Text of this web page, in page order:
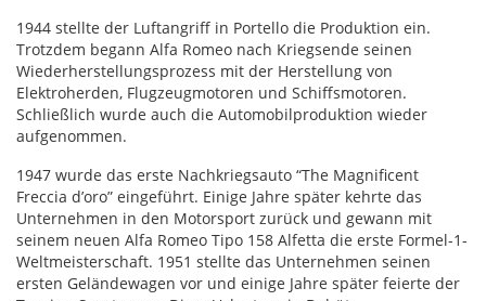
1944 stellte der Luftangriff in Portello die Produktion ein.
Trotzdem begann Alfa Romeo nach Kriegsende seinen
Wiederherstellungsprozess mit der Herstellung von
Elektroherden, Flugzeugmotoren und Schiffsmotoren.
Schließlich wurde auch die Automobilproduktion wieder
aufgenommen.
1947 wurde das erste Nachkriegsauto “The Magnificent
Freccia d’oro” eingeführt. Einige Jahre später kehrte das
Unternehmen in den Motorsport zurück und gewann mit
seinem neuen Alfa Romeo Tipo 158 Alfetta die erste Formel-1-
Weltmeisterschaft. 1951 stellte das Unternehmen seinen
ersten Geländewagen vor und einige Jahre später feierte der